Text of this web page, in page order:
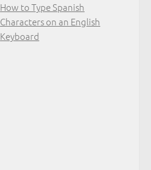
How to Type Spanish
Characters on an English
Keyboard